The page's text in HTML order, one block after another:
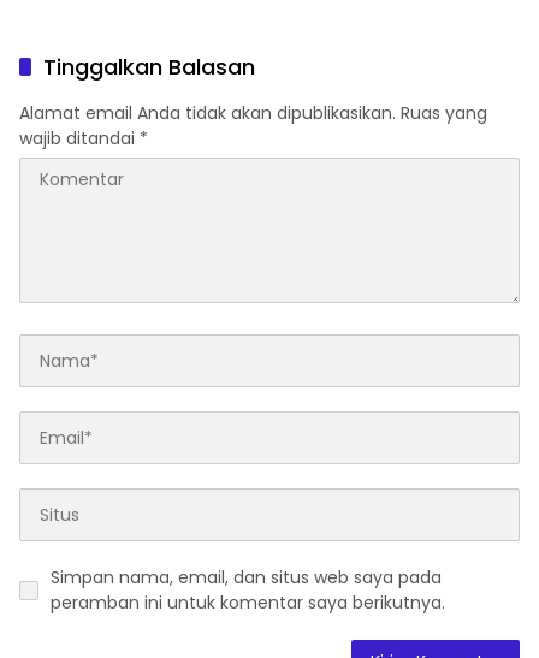
Tinggalkan Balasan
Alamat email Anda tidak akan dipublikasikan. Ruas yang
wajib ditandai *
Simpan nama, email, dan situs web saya pada
peramban ini untuk komentar saya berikutnya.